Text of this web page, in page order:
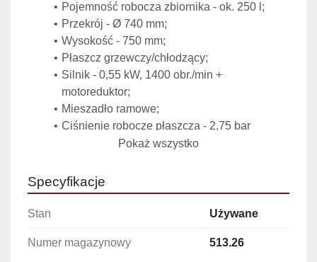
Pojemność robocza zbiornika - ok. 250 l;
Przekrój - Ø 740 mm;
Wysokość - 750 mm;
Płaszcz grzewczy/chłodzący;
Silnik - 0,55 kW, 1400 obr./min +
motoreduktor;
Mieszadło ramowe;
Ciśnienie robocze płaszcza - 2,75 bar
Pokaż wszystko
Specyfikacje
Stan Używane
Numer magazynowy 513.26